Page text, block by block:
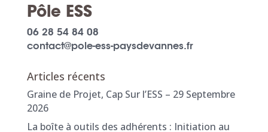
Pôle ESS
06 28 54 84 08
contact@pole-ess-paysdevannes.fr
Articles récents
Graine de Projet, Cap Sur l’ESS – 29 Septembre
2026
La boîte à outils des adhérents : Initiation au